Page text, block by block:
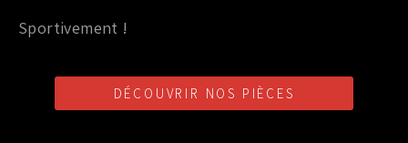
PRODUITS SIMILAIRES
Sportivement !
DÉCOUVRIR NOS PIÈCES